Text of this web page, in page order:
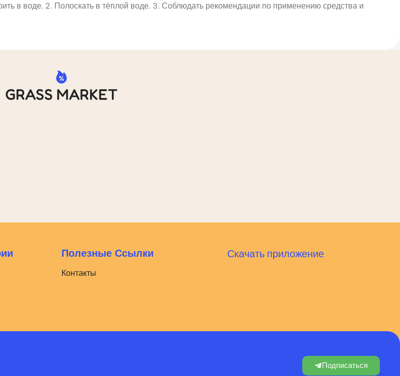
в воде. 2. Полоскать в тёплой воде. 3. Соблюдать рекомендации по применению средства и
GRASS MARKET
Полезные Ссылки
Контакты
Скачать приложение
Подписаться